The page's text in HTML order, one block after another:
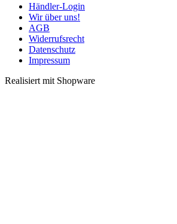
Händler-Login
Wir über uns!
AGB
Widerrufsrecht
Datenschutz
Impressum
Realisiert mit Shopware